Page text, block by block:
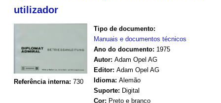
utilizador
Referência interna: 730
Tipo de documento:
Manuais e documentos técnicos
Ano do documento: 1975
Autor: Adam Opel AG
Editor: Adam Opel AG
Idioma: Alemão
Suporte: Digital
Cor: Preto e branco